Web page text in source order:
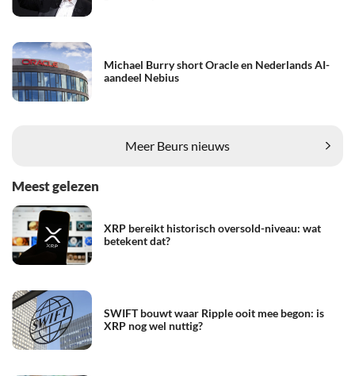
Michael Burry short Oracle en Nederlands AI-
aandeel Nebius
Meer Beurs nieuws
Meest gelezen
XRP bereikt historisch oversold-niveau: wat
betekent dat?
SWIFT bouwt waar Ripple ooit mee begon: is
XRP nog wel nuttig?